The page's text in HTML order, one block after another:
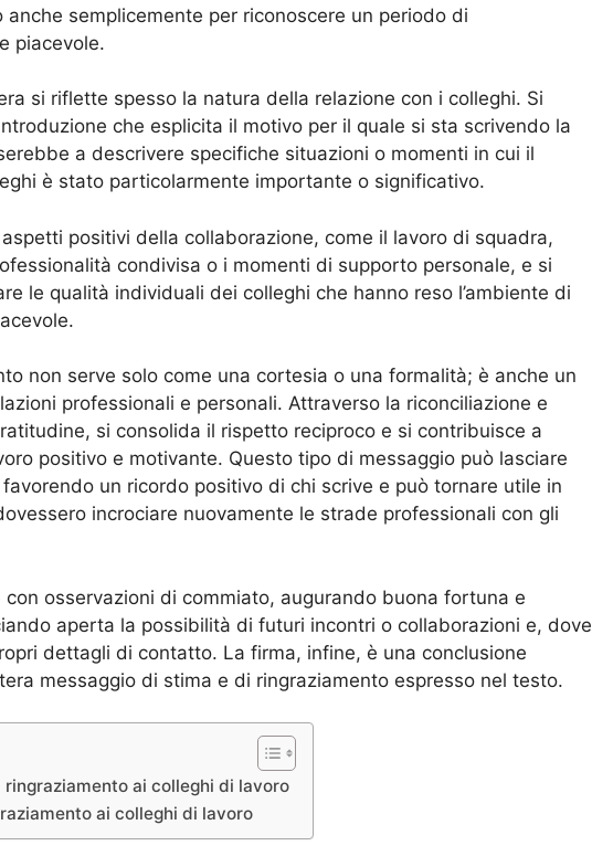
semplicemente per riconoscere un periodo di
piacevole.
si riflette spesso la natura della relazione con i colleghi. Si
che esplicita il motivo per il quale si sta scrivendo la
a descrivere specifiche situazioni o momenti in cui il
è stato particolarmente importante o significativo.
positivi della collaborazione, come il lavoro di squadra,
condivisa o i momenti di supporto personale, e si
le qualità individuali dei colleghi che hanno reso l’ambiente di
non serve solo come una cortesia o una formalità; è anche un
professionali e personali. Attraverso la riconciliazione e
si consolida il rispetto reciproco e si contribuisce a
positivo e motivante. Questo tipo di messaggio può lasciare
favorendo un ricordo positivo di chi scrive e può tornare utile in
incrociare nuovamente le strade professionali con gli
osservazioni di commiato, augurando buona fortuna e
aperta la possibilità di futuri incontri o collaborazioni e, dove
dettagli di contatto. La firma, infine, è una conclusione
messaggio di stima e di ringraziamento espresso nel testo.
ai colleghi di lavoro
ai colleghi di lavoro